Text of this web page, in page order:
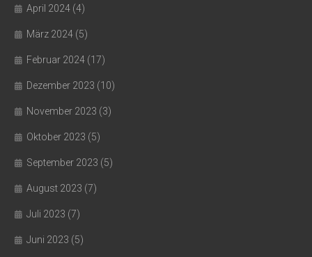
April 2024 (4)
März 2024 (5)
Februar 2024 (17)
Dezember 2023 (10)
November 2023 (3)
Oktober 2023 (5)
September 2023 (5)
August 2023 (7)
Juli 2023 (7)
Juni 2023 (5)